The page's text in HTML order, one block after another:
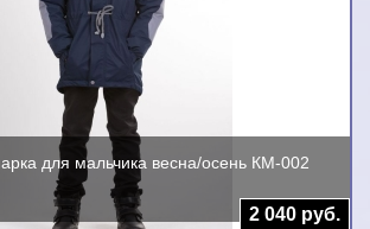
для мальчика весна/осень КМ-002
2 040 руб.